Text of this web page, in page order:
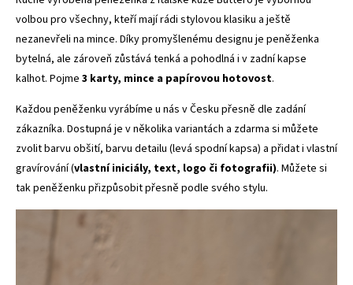
volbou pro všechny, kteří mají rádi stylovou klasiku a ještě
nezanevřeli na mince. Díky promyšlenému designu je peněženka
bytelná, ale zároveň zůstává tenká a pohodlná i v zadní kapse
kalhot. Pojme 3 karty, mince a papírovou hotovost.
Každou peněženku vyrábíme u nás v Česku přesně dle zadání
zákazníka. Dostupná je v několika variantách a zdarma si můžete
zvolit barvu obšití, barvu detailu (levá spodní kapsa) a přidat i vlastní
gravírování (vlastní iniciály, text, logo či fotografii). Můžete si
tak peněženku přizpůsobit přesně podle svého stylu.